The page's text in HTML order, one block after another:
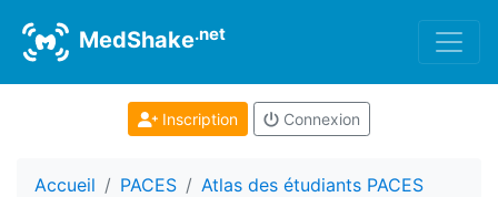
MedShake.net
Inscription Connexion
Accueil PACES
Atlas des étudiants PACES